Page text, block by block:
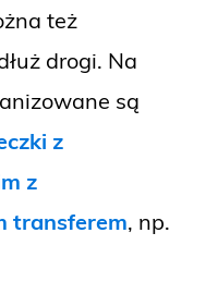
też
drogi. Na
są
z
z
transferem, np.